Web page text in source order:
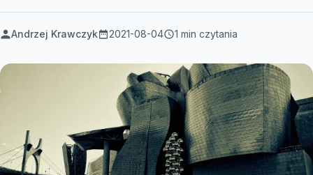
Andrzej Krawczyk 2021-08-04 1 min czytania